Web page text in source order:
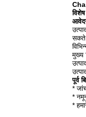
सकते
मुख्य
पूर्व
*
*
*